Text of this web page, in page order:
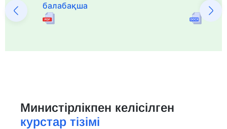
балабақша
Министірлікпен келісілген
курстар тізімі